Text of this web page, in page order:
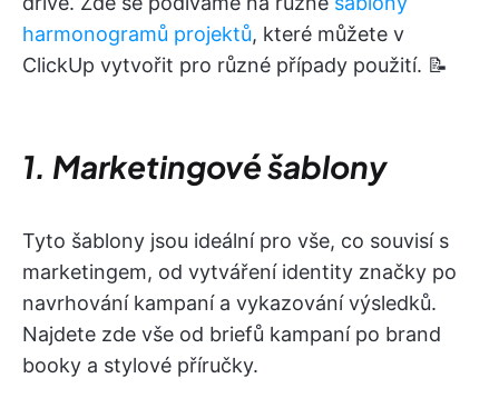
harmonogramů projektů, které můžete v
ClickUp vytvořit pro různé případy použití. 📝
1. Marketingové šablony
Tyto šablony jsou ideální pro vše, co souvisí s
marketingem, od vytváření identity značky po
navrhování kampaní a vykazování výsledků.
Najdete zde vše od briefů kampaní po brand
booky a stylové příručky.